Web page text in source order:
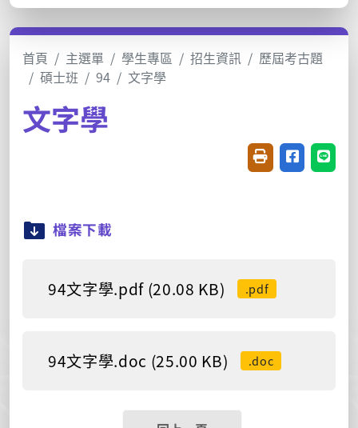
首頁 主選單 學生專區 招生資訊
歷屆考古題
碩士班
94 文字學
文字學
友善列印(開新視
分享至臉書
分享
檔案下載
94文字學.pdf (20.08 KB) .pdf
94文字學.doc (25.00 KB) .doc